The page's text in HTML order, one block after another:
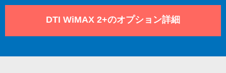
DTI WiMAX 2+のオプション詳細